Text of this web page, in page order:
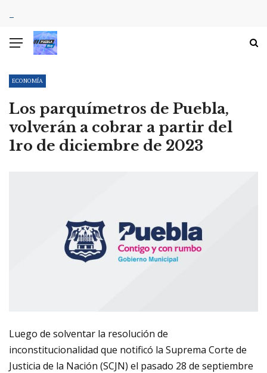
ECONOMÍA
Los parquímetros de Puebla,
volverán a cobrar a partir del
1ro de diciembre de 2023
Luego de solventar la resolución de
inconstitucionalidad que notificó la Suprema Corte de
Justicia de la Nación (SCJN) el pasado 28 de septiembre